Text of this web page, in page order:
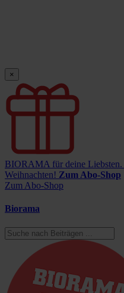
×
BIORAMA für deine Liebsten.
Weihnachten! Zum Abo-Shop
Zum Abo-Shop
Biorama